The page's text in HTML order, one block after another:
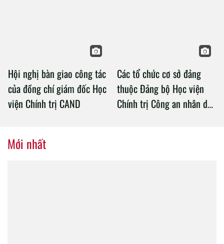
Hội nghị bàn giao công tác
của đồng chí giám đốc Học
viện Chính trị CAND
Các tổ chức cơ sở đảng
thuộc Đảng bộ Học viện
Chính trị Công an nhân dân
Mới nhất